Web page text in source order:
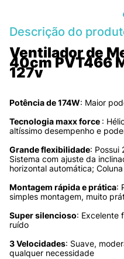
Descrição do
Ventilador de
40cm PVT466
127v
Potência de 174W: Maior
Tecnologia maxx force :
altíssimo desempenho e
Grande flexibilidade: Possui
Sistema com ajuste da
horizontal automática;
Montagem rápida e prática:
simples montagem, muito
Super silencioso: Excelente
ruído
3 Velocidades: Suave,
qualquer necessidade